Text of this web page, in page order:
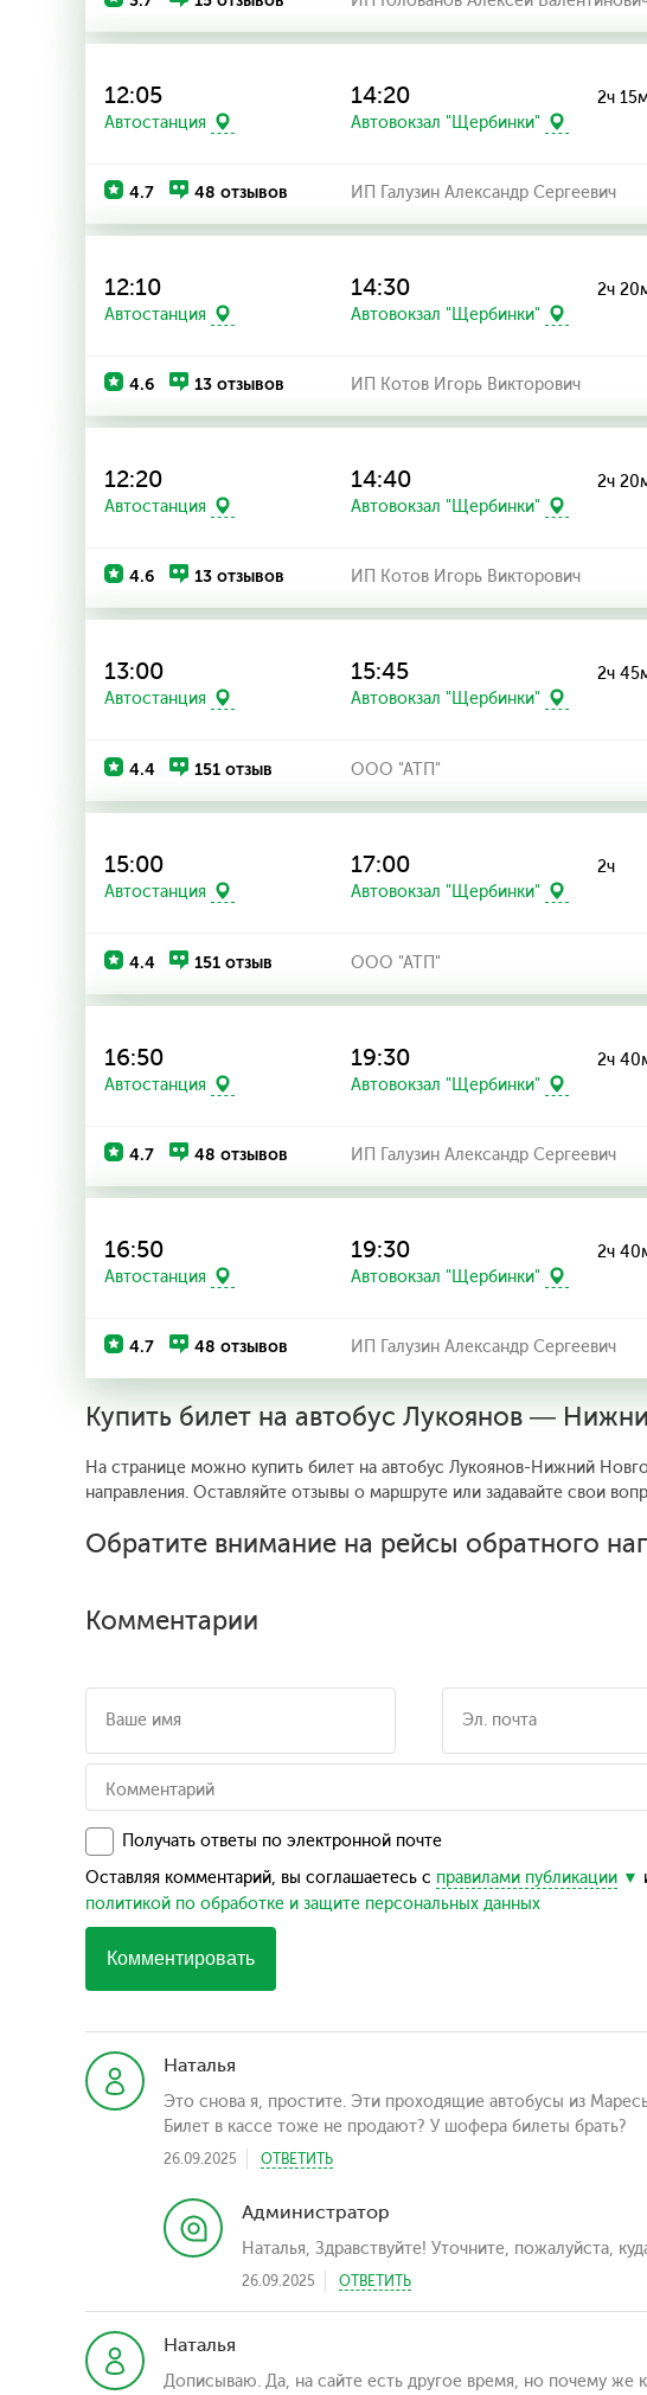
12:05
Автостанция
14:20
Автовокзал "Щербинки"
2ч
4.7 48 отзывов ИП Галузин Александр Сергеевич
12:10
Автостанция
14:30
Автовокзал "Щербинки"
2ч
4.6 13 отзывов ИП Котов Игорь Викторович
12:20
Автостанция
14:40
Автовокзал "Щербинки"
2ч
4.6 13 отзывов ИП Котов Игорь Викторович
13:00
Автостанция
15:45
Автовокзал "Щербинки"
2ч
4.4 151 отзыв ООО "АТП"
15:00
Автостанция
17:00
Автовокзал "Щербинки"
2ч
4.4 151 отзыв ООО "АТП"
16:50
Автостанция
19:30
Автовокзал "Щербинки"
2ч
4.7 48 отзывов ИП Галузин Александр Сергеевич
16:50
Автостанция
19:30
Автовокзал "Щербинки"
2ч
4.7 48 отзывов ИП Галузин Александр Сергеевич
Купить билет на автобус Лукоянов —
На странице можно купить билет на автобус Лукоянов-Нижний
направления. Оставляйте отзывы о маршруте или задавайте свои
Обратите внимание на рейсы обратного
Комментарии
Получать ответы по электронной почте
Оставляя комментарий, вы соглашаетесь с правилами публикации
политикой по обработке и защите персональных данных
Комментировать
Наталья
Это снова я, простите. Эти проходящие автобусы из
Билет в кассе тоже не продают? У шофера билеты брать?
26.09.2025 ОТВЕТИТЬ
Администратор
Наталья, Здравствуйте! Уточните, пожалуйста,
26.09.2025 ОТВЕТИТЬ
Наталья
Дописываю. Да, на сайте есть другое время, но почему же